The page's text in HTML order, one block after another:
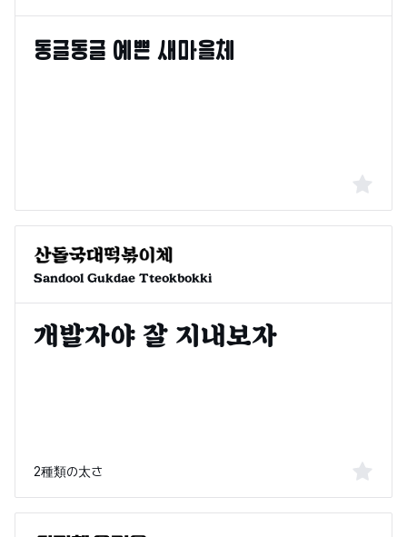
Sandool Gukdae Tteokbokki
2種類の太さ